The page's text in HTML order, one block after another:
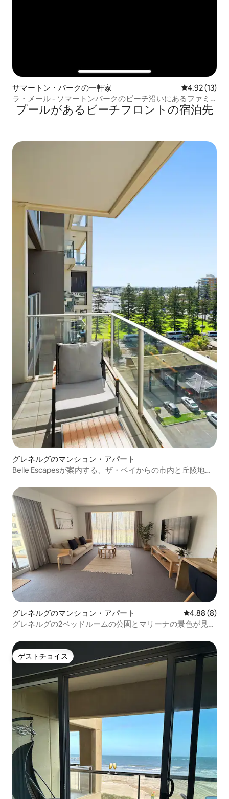
サマートン・パークの一軒家 レビュー13
4.92 (13)
ラ・メール - ソマートンパークのビーチ沿いにあるファミ
リーホーム
プールがあるビーチフロントの宿泊先
グレネルグのマンション・アパート
Belle Escapesが案内する、ザ・ベイからの市内と丘陵地帯
グレネルグのマンション・アパート レビュー8件
4.88 (8)
グレネルグの2ベッドルームの公園とマリーナの景色が見え
ゲストチョイス
ゲストチョイス